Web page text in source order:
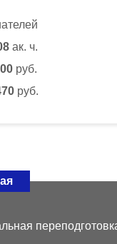
ак. ч.
руб.
руб.